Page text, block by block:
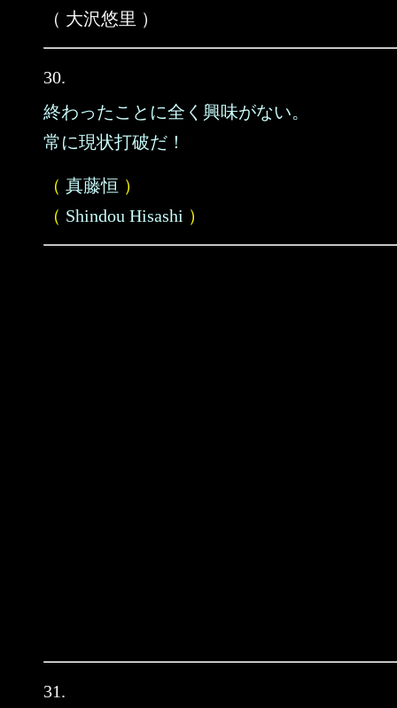
（ 大沢悠里 ）
30.
終わったことに全く興味がない。
常に現状打破だ！
（ 真藤恒 ）
（ Shindou Hisashi ）
31.